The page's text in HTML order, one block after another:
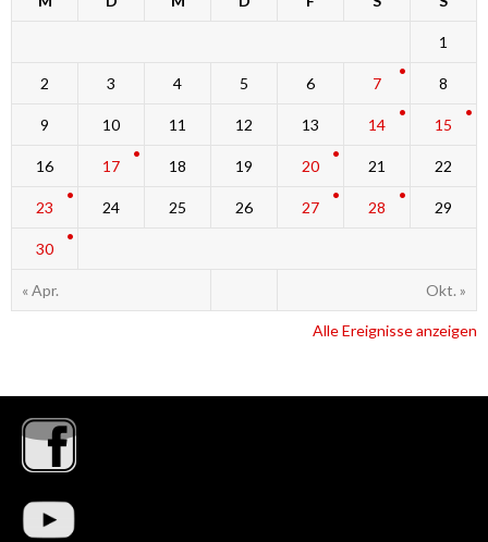
« Apr. Okt. »
1
2 3 4 5 6 7 8
9 10 11 12 13 14 15
16 17 18 19 20 21 22
23 24 25 26 27 28 29
30
Alle Ereignisse anzeigen